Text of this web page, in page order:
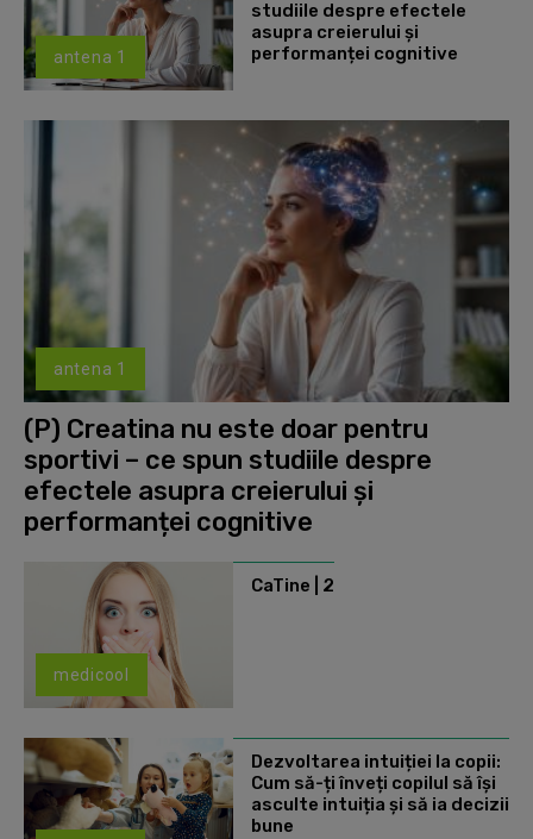
antena 1
studiile despre efectele
asupra creierului și
performanței cognitive
antena 1
(P) Creatina nu este doar pentru
sportivi – ce spun studiile despre
efectele asupra creierului și
performanței cognitive
medicool
CaTine | 2
Dezvoltarea intuiției la copii:
Cum să-ți înveți copilul să își
asculte intuiția și să ia decizii
bune